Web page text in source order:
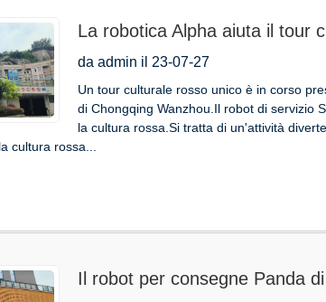
La robotica Alpha aiuta il tour
Children's Welfare Institute”,
ereditare con gioia lo spirito
da admin il 23-07-27
Un tour culturale rosso unico è in corso
di Chongqing Wanzhou.Il robot di servizio
la cultura rossa.Si tratta di un'attività
cultura rossa...
Il robot per consegne Panda